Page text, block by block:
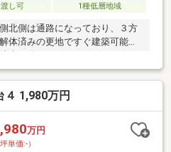
し可 1種低層地域
北側は通路になっており、３方
体済みの更地ですぐ建築可能
1,980万円
万円
坪単価:-）